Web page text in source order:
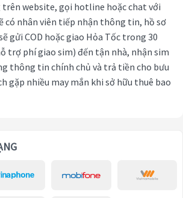
website, gọi hotline hoặc chat với
có nhân viên tiếp nhận thông tin, hồ sơ
gửi COD hoặc giao Hỏa Tốc trong 30
trợ phí giao sim) đến tận nhà, nhận sim
thông tin chính chủ và trả tiền cho bưu
gặp nhiều may mắn khi sở hữu thuê bao